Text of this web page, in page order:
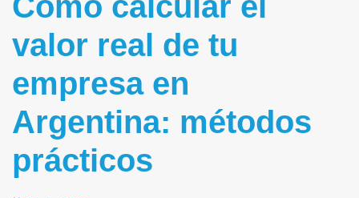
valor real de tu
empresa en
Argentina: métodos
prácticos